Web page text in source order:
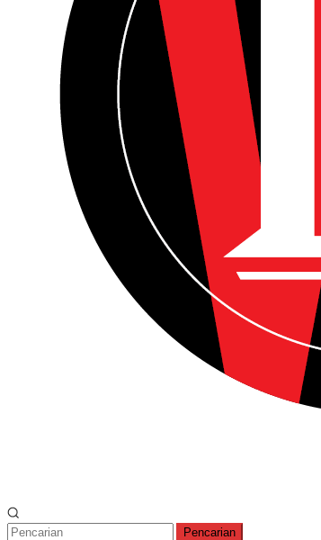
Pencarian